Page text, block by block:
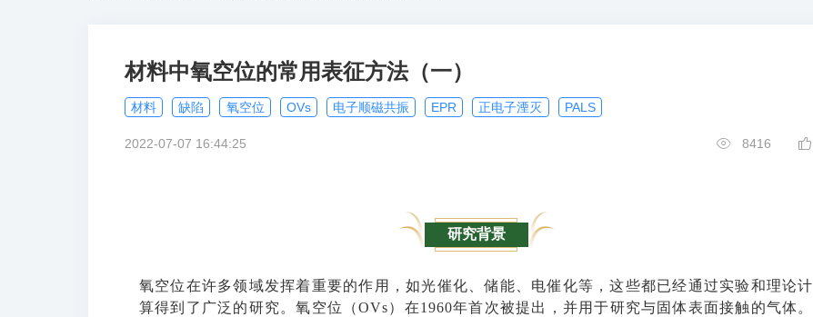
材料中氧空位的常用表征方法（一）
材料 缺陷 氧空位 OVs 电子顺磁共振 EPR 正电子湮灭 PALS
2022-07-07 16:44:25 8416
研究背景
氧空位在许多领域发挥着重要的作用，如光催化、储能、电催化等，这些都已经通过实验和理论计
算得到了广泛的研究。氧空位（OVs）在1960年首次被提出，并用于研究与固体表面接触的气体。